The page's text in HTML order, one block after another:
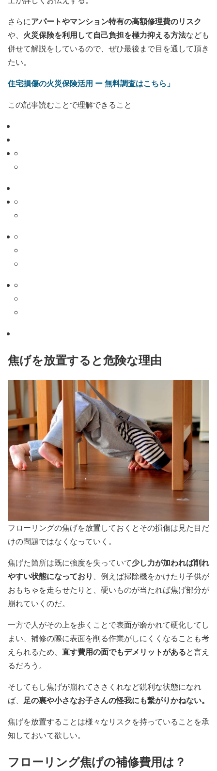
さらにアパートやマンション特有の高額修理費のリスク
や、 火災保険を利用して自己負担を極力抑える方法なども
併せて解説をしているので、ぜひ最後まで目を通して頂き
たい。
住宅損傷の火災保険活用 ー 無料調査はこちら」
この記事読むことで理解できること
焦げを放置すると危険な理由
フローリングの焦げを放置しておくとその損傷は見た目だ
けの問題ではなくなっていく。
焦げた箇所は既に強度を失っていて少し力が加われば削れ
やすい状態になっており 、例えば掃除機をかけたり子供が
おもちゃを走らせたりと、硬いものが当たれば焦げ部分が
崩れていくのだ。
一方で人がその上を歩くことで表面が磨かれて硬化してし
まい、補修の際に表面を削る作業がしにくくなることも考
えられるため、 直す費用の面でもデメリットがあると言え
るだろう。
そしてもし焦げが崩れてささくれなど鋭利な状態になれ
ば、 足の裏や小さなお子さんの怪我にも繋がりかねない。
焦げを放置することは様々なリスクを持っていることを承
知しておいて欲しい。
フローリング焦げの補修費用は？